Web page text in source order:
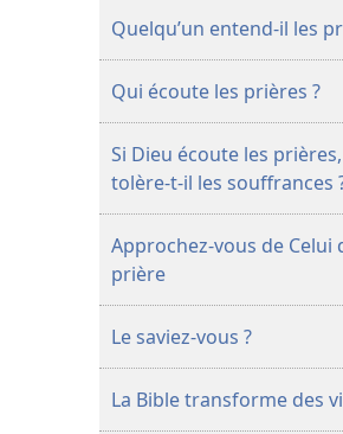
LA
TOUR
GARDE
Juillet
2012
Quelqu’un entend-il les
Qui écoute les prières ?
Si Dieu écoute les
tolère-t-il les souffrances
Approchez-vous de Celui
prière
Le saviez-vous ?
La Bible transforme des